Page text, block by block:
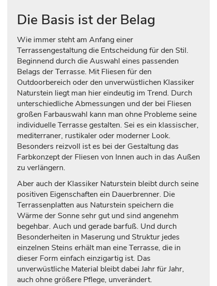
Die Basis ist der Belag
Wie immer steht am Anfang einer
Terrassengestaltung die Entscheidung für den Stil.
Beginnend durch die Auswahl eines passenden
Belags der Terrasse. Mit Fliesen für den
Outdoorbereich oder den unverwüstlichen Klassiker
Naturstein liegt man hier eindeutig im Trend. Durch
unterschiedliche Abmessungen und der bei Fliesen
großen Farbauswahl kann man ohne Probleme seine
individuelle Terrasse gestalten. Sei es ein klassischer,
mediterraner, rustikaler oder moderner Look.
Besonders reizvoll ist es bei der Gestaltung das
Farbkonzept der Fliesen von Innen auch in das Außen
zu verlängern.
Aber auch der Klassiker Naturstein bleibt durch seine
positiven Eigenschaften ein Dauerbrenner. Die
Terrassenplatten aus Naturstein speichern die
Wärme der Sonne sehr gut und sind angenehm
begehbar. Auch und gerade barfuß. Und durch
Besonderheiten in Maserung und Struktur jedes
einzelnen Steins erhält man eine Terrasse, die in
dieser Form einfach einzigartig ist. Das
unverwüstliche Material bleibt dabei Jahr für Jahr,
auch ohne größere Pflege, unverändert.